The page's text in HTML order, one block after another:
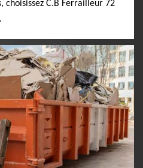
choisissez C.B Ferrailleur 72